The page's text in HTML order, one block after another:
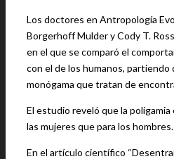
Los doctores en Antropología
Borgerhoff Mulder y Cody T.
en el que se comparó el
con el de los humanos, partiendo
monógama que tratan de
El estudio reveló que la poligamia
las mujeres que para los hombres.
En el artículo científico